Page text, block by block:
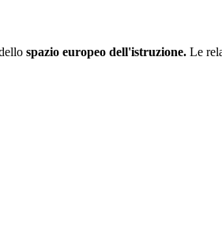
spazio europeo dell'istruzione. Le